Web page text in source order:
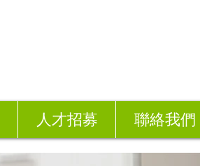
人才招募 聯絡我們